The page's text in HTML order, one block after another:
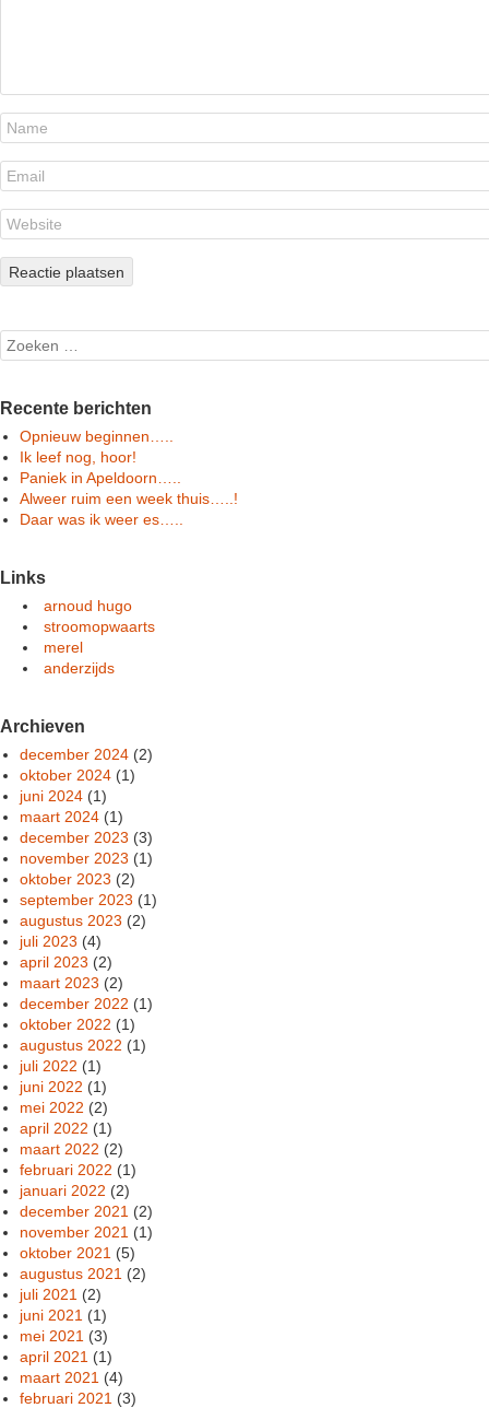
Search
Recente berichten
Opnieuw beginnen…..
Ik leef nog, hoor!
Paniek in Apeldoorn…..
Alweer ruim een week thuis…..!
Daar was ik weer es…..
Links
arnoud hugo
stroomopwaarts
merel
anderzijds
Archieven
december 2024 (2)
oktober 2024 (1)
juni 2024 (1)
maart 2024 (1)
december 2023 (3)
november 2023 (1)
oktober 2023 (2)
september 2023 (1)
augustus 2023 (2)
juli 2023 (4)
april 2023 (2)
maart 2023 (2)
december 2022 (1)
oktober 2022 (1)
augustus 2022 (1)
juli 2022 (1)
juni 2022 (1)
mei 2022 (2)
april 2022 (1)
maart 2022 (2)
februari 2022 (1)
januari 2022 (2)
december 2021 (2)
november 2021 (1)
oktober 2021 (5)
augustus 2021 (2)
juli 2021 (2)
juni 2021 (1)
mei 2021 (3)
april 2021 (1)
maart 2021 (4)
februari 2021 (3)